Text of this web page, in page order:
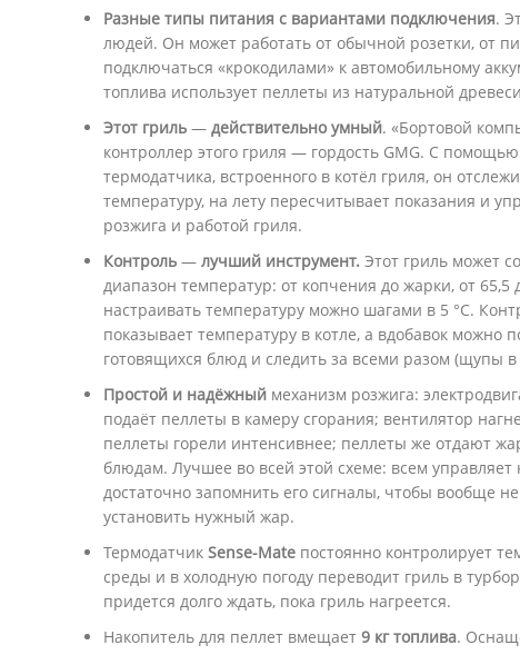
Разные типы питания с вариантами подключения.
людей. Он может работать от обычной розетки, от
подключаться «крокодилами» к автомобильному
топлива использует пеллеты из натуральной
Этот гриль — действительно умный. «Бортовой
контроллер этого гриля — гордость GMG. С
термодатчика, встроенного в котёл гриля, он
температуру, на лету пересчитывает показания и
розжига и работой гриля.
Контроль — лучший инструмент. Этот гриль может
диапазон температур: от копчения до жарки, от 65,5
настраивать температуру можно шагами в 5 °C.
показывает температуру в котле, а вдобавок можно
готовящихся блюд и следить за всеми разом (щупы в
Простой и надёжный механизм розжига:
подаёт пеллеты в камеру сгорания; вентилятор
пеллеты горели интенсивнее; пеллеты же отдают
блюдам. Лучшее во всей этой схеме: всем управляет
достаточно запомнить его сигналы, чтобы вообще не
установить нужный жар.
Термодатчик Sense-Mate постоянно контролирует
среды и в холодную погоду переводит гриль в
придется долго ждать, пока гриль нагреется.
Накопитель для пеллет вмещает 9 кг топлива.